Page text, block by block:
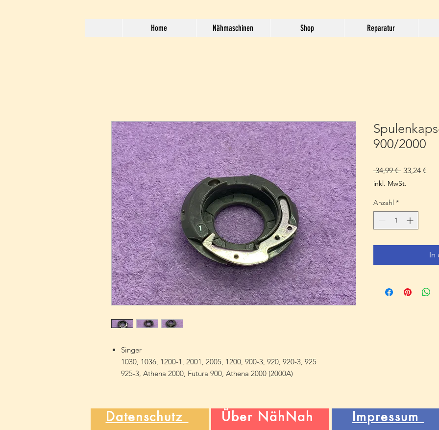
Home Nähmaschinen Shop Reparatur
Singer
1030, 1036, 1200-1, 2001, 2005, 1200, 900-3, 920, 920-3, 925
925-3, Athena 2000, Futura 900, Athena 2000 (2000A)
900/2000
34,99 € 33,24 €
inkl. MwSt.
Anzahl *
In
Datenschutz Über NähNah Impressum